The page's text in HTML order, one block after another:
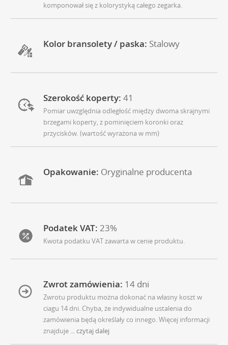
komponował się z kolorystyką całego zegarka.
Kolor bransolety / paska: Stalowy
Szerokość koperty: 41
Pomiar uwzględnia odległość między dwoma skrajnymi
brzegami koperty, z pominięciem koronki oraz
przycisków. (wartość wyrażona w mm)
Opakowanie: Oryginalne producenta
Podatek VAT: 23%
Kwota podatku VAT zawarta w cenie produktu.
Zwrot zamówienia: 14 dni
Zwrotu produktu można dokonać na własny koszt w
ciagu 14 dni. Chyba, że indywidualne ustalenia do
zamówienia będą określały co innego. Więcej informacji
znajduje ... czytaj dalej